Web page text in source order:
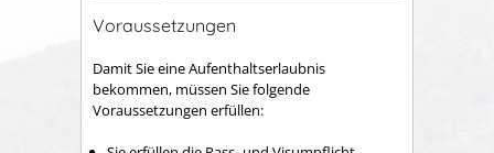
Voraussetzungen
Damit Sie eine Aufenthaltserlaubnis
bekommen, müssen Sie folgende
Voraussetzungen erfüllen: